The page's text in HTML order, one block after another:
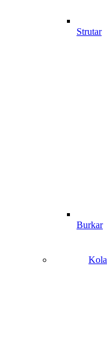
Strutar
Burkar
Kola